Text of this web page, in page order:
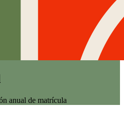
anual de matrícula